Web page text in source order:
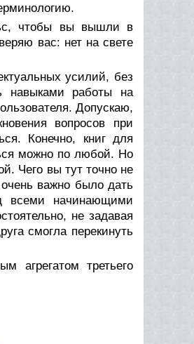
чтобы вы вышли в
вас: нет на свете
усилий, без
навыками работы на
Допускаю,
вопросов при
Конечно, книг для
можно по любой. Но
Чего вы тут точно не
важно было дать
всеми начинающими
не задавая
смогла перекинуть
агрегатом третьего